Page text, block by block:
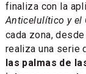
finaliza con la
Anticelulítico y el
cada zona,
realiza una serie
las palmas de